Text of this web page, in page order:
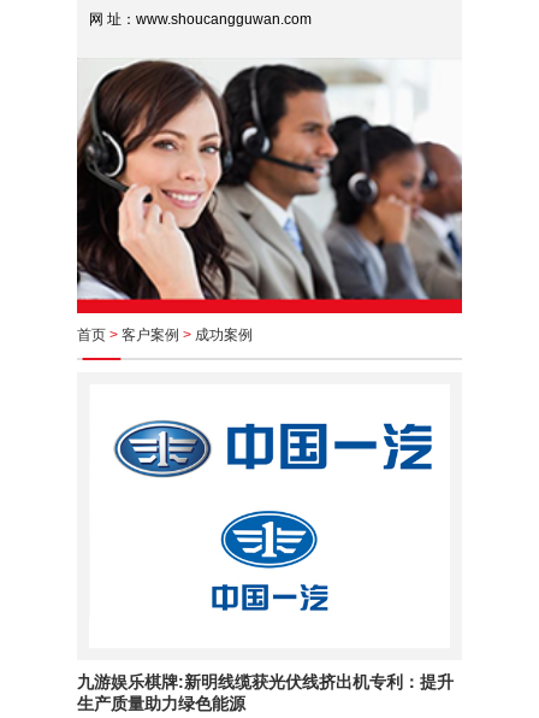
网 址：www.shoucangguwan.com
首页 > 客户案例 > 成功案例
九游娱乐棋牌:新明线缆获光伏线挤出机专利：提升
生产质量助力绿色能源